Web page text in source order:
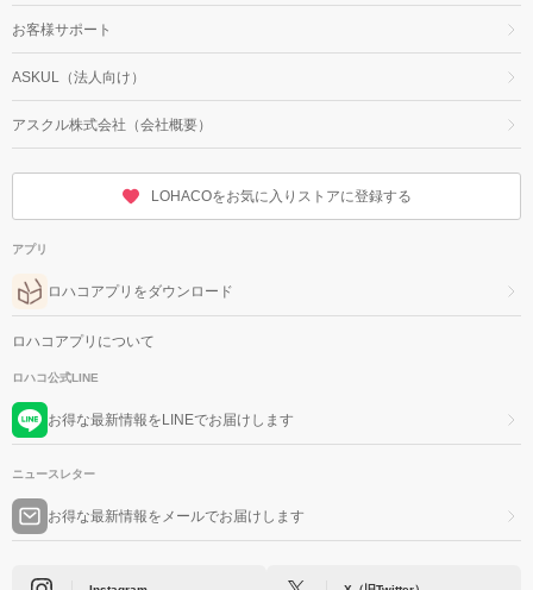
お客様サポート
ASKUL（法人向け）
アスクル株式会社（会社概要）
LOHACOをお気に入りストアに登録する
アプリ
ロハコアプリをダウンロード
ロハコアプリについて
ロハコ公式LINE
お得な最新情報をLINEでお届けします
ニュースレター
お得な最新情報をメールでお届けします